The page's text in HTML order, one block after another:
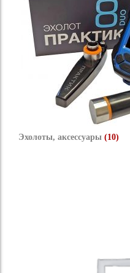
Эхолоты, аксессуары (10)